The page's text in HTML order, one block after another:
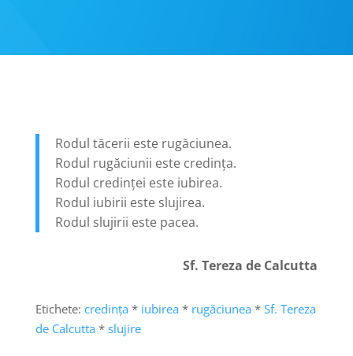
Rodul tăcerii este rugăciunea.
Rodul rugăciunii este credința.
Rodul credinței este iubirea.
Rodul iubirii este slujirea.
Rodul slujirii este pacea.
Sf. Tereza de Calcutta
Etichete: credința * iubirea * rugăciunea * Sf. Tereza
de Calcutta * slujire